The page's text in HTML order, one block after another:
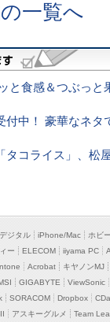
一覧へ
と食感＆つぶっと
付中！ 豪華なネタ
タコライス」、松
デジタル iPhone/Mac ホビ
ー ELECOM iiyama PC
Acrobat キヤノンMJ
GIGABYTE ViewSonic
SORACOM Dropbox
アスキーグルメ Team